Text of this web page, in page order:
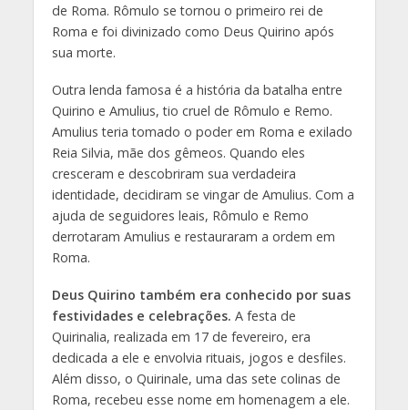
de Roma. Rômulo se tornou o primeiro rei de
Roma e foi divinizado como Deus Quirino após
sua morte.
Outra lenda famosa é a história da batalha entre
Quirino e Amulius, tio cruel de Rômulo e Remo.
Amulius teria tomado o poder em Roma e exilado
Reia Silvia, mãe dos gêmeos. Quando eles
cresceram e descobriram sua verdadeira
identidade, decidiram se vingar de Amulius. Com a
ajuda de seguidores leais, Rômulo e Remo
derrotaram Amulius e restauraram a ordem em
Roma.
Deus Quirino também era conhecido por suas
festividades e celebrações. A festa de
Quirinalia, realizada em 17 de fevereiro, era
dedicada a ele e envolvia rituais, jogos e desfiles.
Além disso, o Quirinale, uma das sete colinas de
Roma, recebeu esse nome em homenagem a ele.